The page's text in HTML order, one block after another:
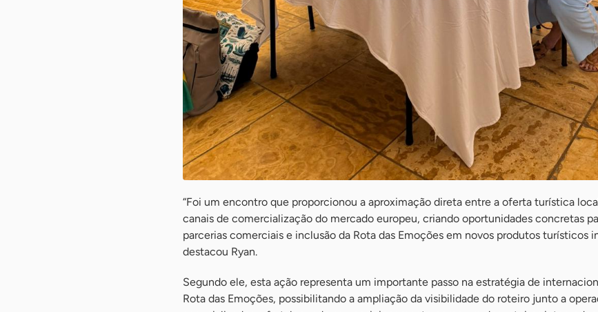
“Foi um encontro que proporcionou a aproximação direta entre a oferta turística
canais de comercialização do mercado europeu, criando oportunidades concretas
parcerias comerciais e inclusão da Rota das Emoções em novos produtos turísticos
destacou Ryan.
Segundo ele, esta ação representa um importante passo na estratégia de
Rota das Emoções, possibilitando a ampliação da visibilidade do roteiro junto a